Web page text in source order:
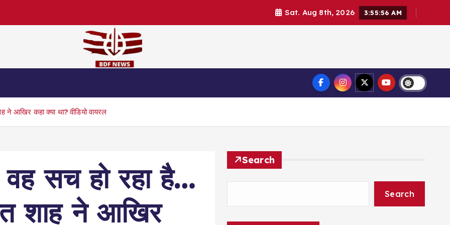
Sat. Aug 8th, 2026 3:55:58 AM
आखिर कहा क्या था? वीडियो वायरल
वह सच हो रहा है…
शाह ने आखिर
Search
Search